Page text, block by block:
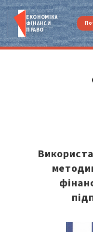
ЕКОНОМІКА
ФІНАНСИ
ПРАВО